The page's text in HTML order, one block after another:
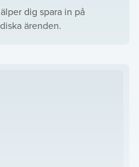
dig spara in på
ärenden.